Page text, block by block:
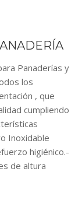
Panaderías y
los
, que
cumpliendo
Inoxidable
higiénico.-
de altura